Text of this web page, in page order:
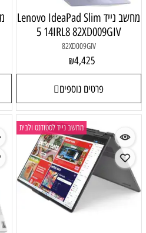
מחשב נייד Lenovo IdeaPad Slim
5 14IRL8 82XD009GIV
82XD009GIV
₪4,425
פרטים נוספים
מחשב נייד לסטודנט ולבית